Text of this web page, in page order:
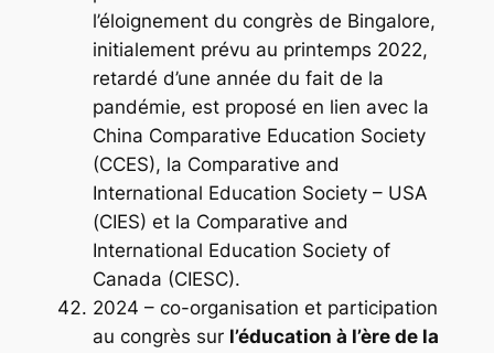
l’éloignement du congrès de Bingalore,
initialement prévu au printemps 2022,
retardé d’une année du fait de la
pandémie, est proposé en lien avec la
China Comparative Education Society
(CCES), la Comparative and
International Education Society – USA
(CIES) et la ​Comparative and
International Education Society of
Canada (CIESC).
2024 – co-organisation et participation
au congrès sur l’éducation à l’ère de la